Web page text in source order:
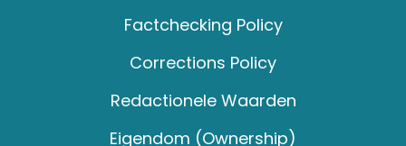
Factchecking Policy
Corrections Policy
Redactionele Waarden
Eigendom (Ownership)